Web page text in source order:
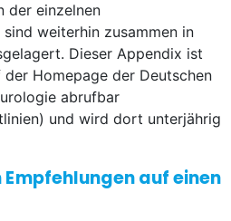
der einzelnen
weiterhin zusammen in
Dieser Appendix ist
Homepage der Deutschen
abrufbar
und wird dort unterjährig
auf einen